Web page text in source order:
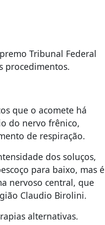
Tribunal Federal
procedimentos.
que o acomete há
do nervo frênico,
de respiração.
dos soluços,
para baixo, mas é
nervoso central, que
Claudio Birolini.
alternativas.